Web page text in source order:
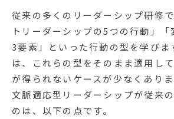
従来の多くのリーダーシップ研修
トリーダーシップの5つの行動」「
3要素」といった行動の型を学びま
は、これらの型をそのまま適用し
が得られないケースが少なくありま
文脈適応型リーダーシップが従来
のは、以下の点です。